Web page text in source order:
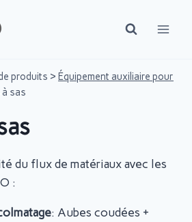
produits > Équipement auxiliaire pour
sas
du flux de matériaux avec les
:
: Aubes coudées +